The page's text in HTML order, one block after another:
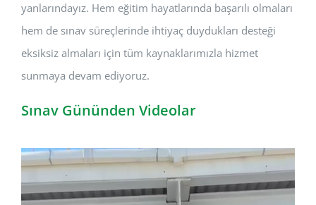
yanlarındayız. Hem eğitim hayatlarında başarılı olmaları
hem de sınav süreçlerinde ihtiyaç duydukları desteği
eksiksiz almaları için tüm kaynaklarımızla hizmet
sunmaya devam ediyoruz.
Sınav Gününden Videolar